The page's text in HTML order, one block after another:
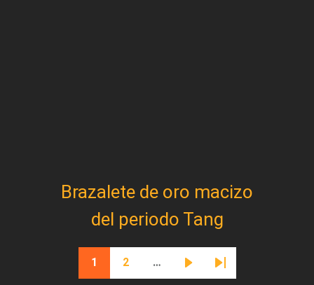
Brazalete de oro macizo
del periodo Tang
Paginación
Página actual
1
Página
2 …
Siguiente página
Última página